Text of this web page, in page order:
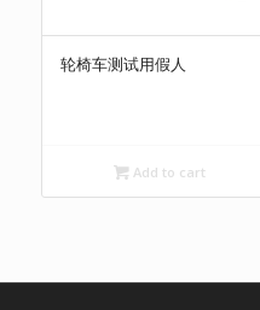
轮椅车测试用假人
Add to cart